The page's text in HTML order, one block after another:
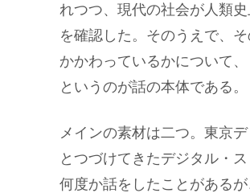
れつつ、現代の社会が人類
を確認した。そのうえで、
かかわっているかについて
というのが話の本体である。
メインの素材は二つ。東京
とつづけてきたデジタル・
何度か話をしたことがある